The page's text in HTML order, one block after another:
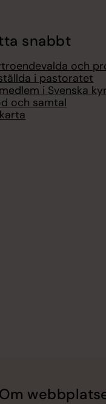
snabbt
och
i pastoratet
i Svenska
och samtal
Om